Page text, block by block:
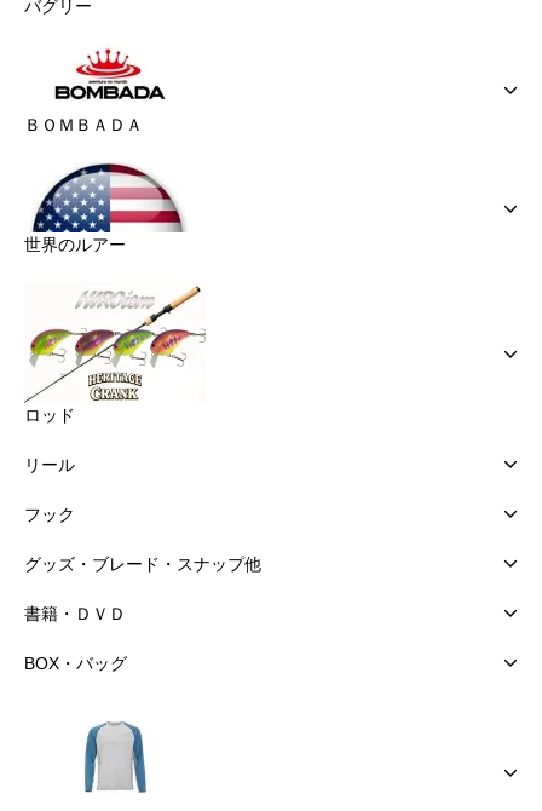
バグリー
ＢＯＭＢＡＤＡ
世界のルアー
ロッド
リール
フック
グッズ・ブレード・スナップ他
書籍・ＤＶＤ
BOX・バッグ